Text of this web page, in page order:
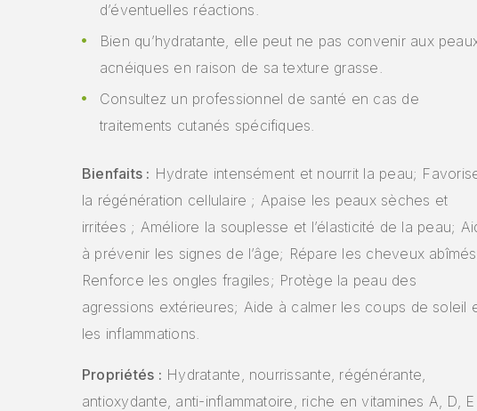
d’éventuelles réactions.
Bien qu’hydratante, elle peut ne pas convenir aux
acnéiques en raison de sa texture grasse.
Consultez un professionnel de santé en cas de
traitements cutanés spécifiques.
Bienfaits : Hydrate intensément et nourrit la peau;
la régénération cellulaire ; Apaise les peaux sèches et
irritées ; Améliore la souplesse et l’élasticité de la peau;
à prévenir les signes de l’âge; Répare les cheveux
Renforce les ongles fragiles; Protège la peau des
agressions extérieures; Aide à calmer les coups de soleil
les inflammations.
Propriétés : Hydratante, nourrissante, régénérante,
antioxydante, anti-inflammatoire, riche en vitamines A, D, E